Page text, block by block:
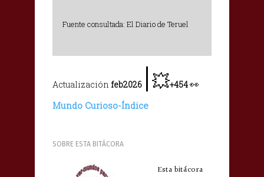
Fuente consultada: El Diario de Teruel
Actualización feb2026 |💥+454👀
Mundo Curioso-Índice
SOBRE ESTA BITÁCORA
Esta bitácora